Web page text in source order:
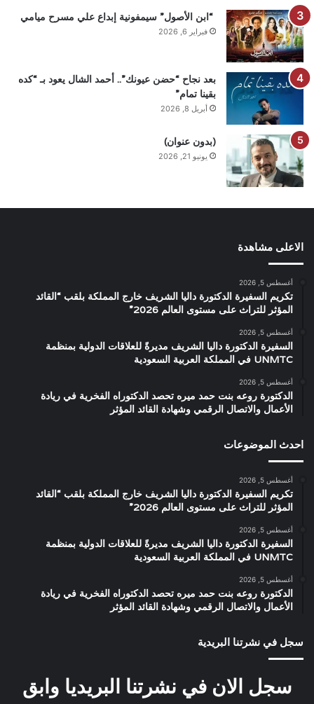
“ابن الأصول” سيمفونية إبداع علي مسرح ميامي
فبراير 6, 2026
بعد نجاح “حضن عيونك”.. أحمد الشال يعود بـ “كده
بقينا تمام”
أبريل 8, 2026
(بدون عنوان)
يونيو 21, 2026
الاعلى مشاهدة
أغسطس 5, 2026
تكريم السفيرة الدكتورة داليا الشريف خارج المملكة بلقب “القائد
المؤثر للتراث على مستوى العالم 2026”
أغسطس 5, 2026
السفيرة الدكتورة داليا الشريف مديرةً للعلاقات الدولية بمنظمة
UNMTC في المملكة العربية السعودية
أغسطس 5, 2026
الدكتورة روعه بنت حمد ميره تحصد الدكتوراه الفخرية في ريادة
الأعمال والاتصال الرقمي وشهادة القائد المؤثر
احدث الموضوعات
أغسطس 5, 2026
تكريم السفيرة الدكتورة داليا الشريف خارج المملكة بلقب “القائد
المؤثر للتراث على مستوى العالم 2026”
أغسطس 5, 2026
السفيرة الدكتورة داليا الشريف مديرةً للعلاقات الدولية بمنظمة
UNMTC في المملكة العربية السعودية
أغسطس 5, 2026
الدكتورة روعه بنت حمد ميره تحصد الدكتوراه الفخرية في ريادة
الأعمال والاتصال الرقمي وشهادة القائد المؤثر
سجل في نشرتنا البريدية
سجل الان في نشرتنا البريديا وابق